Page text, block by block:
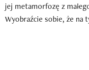
jej metamorfozę z
Wyobraźcie sobie, że na